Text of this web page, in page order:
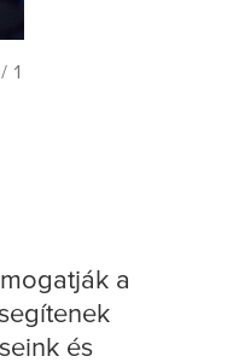
/ 1
a
és